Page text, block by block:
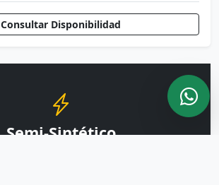
Consultar Disponibilidad
Semi-Sintético